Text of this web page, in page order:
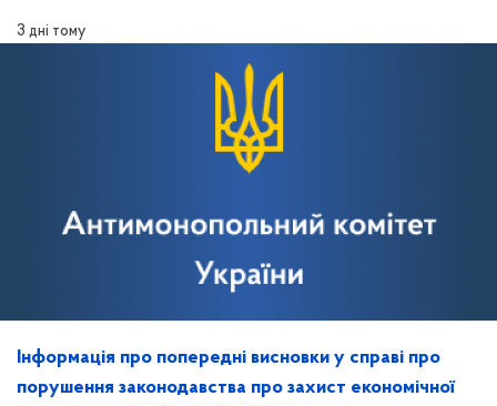
3 дні тому
Інформація про попередні висновки у справі про
порушення законодавства про захист економічної